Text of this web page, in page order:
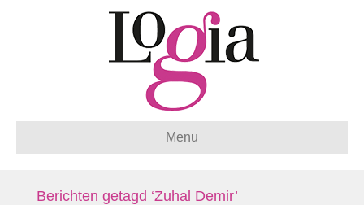
Menu
Berichten getagd ‘Zuhal Demir’